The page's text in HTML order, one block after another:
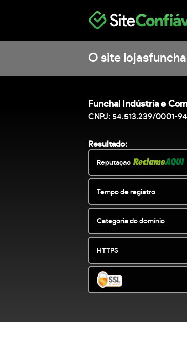
O site
Funchal Indústria e
CNPJ: 54.513.239/0001-94
Resultado:
Reputaçao
Tempo de registro
Categoria do domínio
HTTPS